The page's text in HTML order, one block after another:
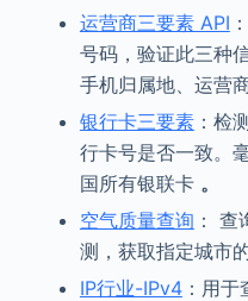
运营商三要素 API
号码，验证此三种
手机归属地、运营商
银行卡三要素：检
行卡号是否一致。
国所有银联卡 。
空气质量查询 ：
测，获取指定城市
IP行业-IPv4：用于